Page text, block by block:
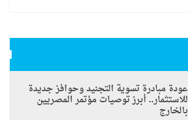
عودة مبادرة تسوية التجنيد وحوافز جديدة
للاستثمار.. أبرز توصيات مؤتمر المصريين
بالخارج